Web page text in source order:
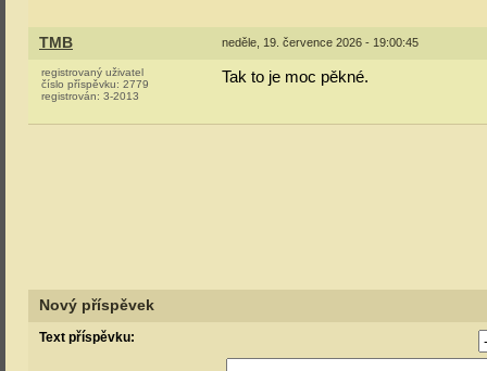
TMB neděle, 19. července 2026 - 19:00:45
registrovaný uživatel
číslo příspěvku: 2779
registrován: 3-2013
Tak to je moc pěkné.
Nový příspěvek
Text příspěvku: